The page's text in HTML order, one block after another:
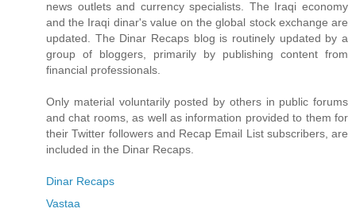
news outlets and currency specialists. The Iraqi economy
and the Iraqi dinar's value on the global stock exchange are
updated. The Dinar Recaps blog is routinely updated by a
group of bloggers, primarily by publishing content from
financial professionals.
Only material voluntarily posted by others in public forums
and chat rooms, as well as information provided to them for
their Twitter followers and Recap Email List subscribers, are
included in the Dinar Recaps.
Dinar Recaps
Vastaa